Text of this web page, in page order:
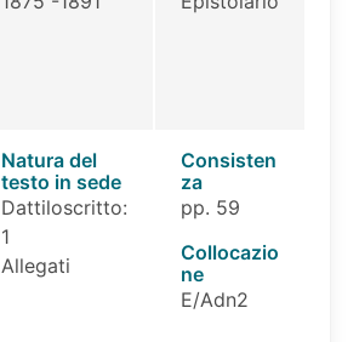
Natura del
testo in sede
Dattiloscritto:
1
Allegati
Consisten
za
pp. 59
Collocazio
ne
E/Adn2